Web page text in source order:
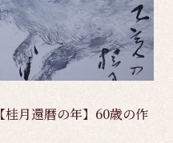
桂月還暦の年】60歳の作